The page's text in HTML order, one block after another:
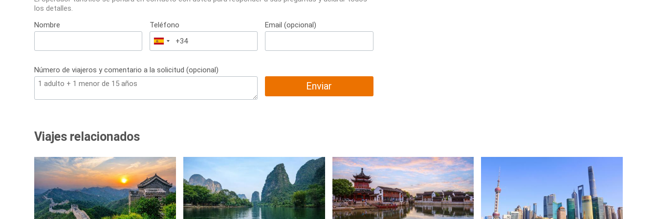
los detalles.
Nombre
Teléfono
España
+34
Email (opcional)
Número de viajeros y comentario a la solicitud (opcional)
Enviar
Viajes relacionados